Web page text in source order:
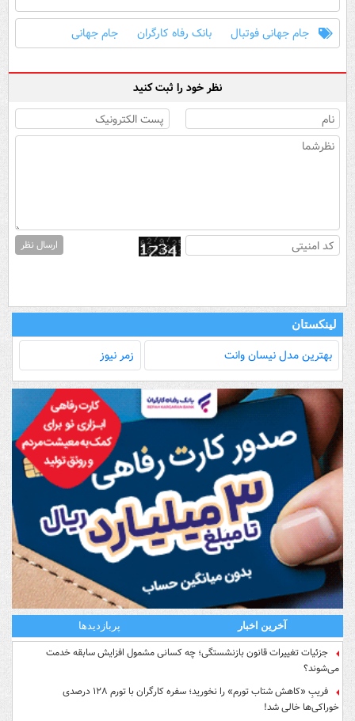
جام جهانی فوتبال بانک رفاه کارگران جام جهانی
نظر خود را ثبت کنید
ارسال نظر
لینکستان
بهترین مدل‌ نیسان وانت زمر نیوز
آخرین اخبار پربازدیدها
جزئیات تغییرات قانون بازنشستگی؛ چه کسانی مشمول افزایش سابقه خدمت
می‌شوند؟
فریبِ «کاهش شتاب تورم» را نخورید؛ سفره کارگران با تورم ۱۲۸ درصدی
خوراکی‌ها خالی شد!